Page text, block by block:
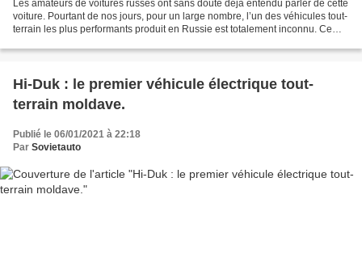
Les amateurs de voitures russes ont sans doute déjà entendu parler de cette
voiture. Pourtant de nos jours, pour un large nombre, l’un des véhicules tout-
terrain les plus performants produit en Russie est totalement inconnu. Ce
Hi-Duk : le premier véhicule électrique tout-
terrain moldave.
Publié le 06/01/2021 à 22:18
Par Sovietauto